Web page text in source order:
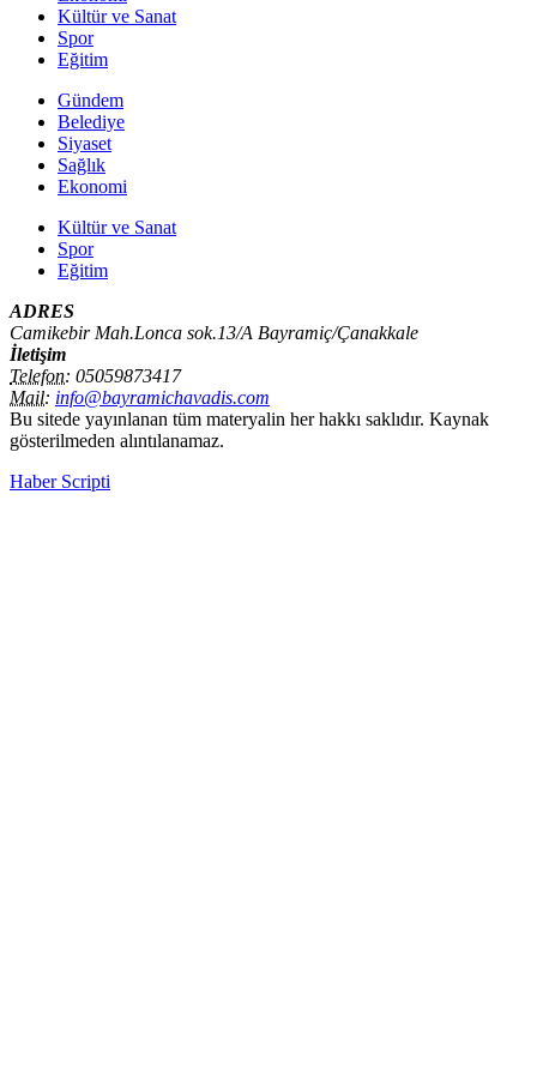
Kültür ve Sanat
Spor
Eğitim
Gündem
Belediye
Siyaset
Sağlık
Ekonomi
Kültür ve Sanat
Spor
Eğitim
ADRES
Camikebir Mah.Lonca sok.13/A Bayramiç/Çanakkale
İletişim
Telefon: 05059873417
Mail: info@bayramichavadis.com
Bu sitede yayınlanan tüm materyalin her hakkı saklıdır. Kaynak
gösterilmeden alıntılanamaz.
Haber Scripti